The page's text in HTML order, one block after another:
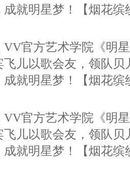
就明星梦！【烟花缤
VV官方艺术学院《明
儿以歌会友，领队
就明星梦！【烟花缤
VV官方艺术学院《明
儿以歌会友，领队
就明星梦！【烟花缤